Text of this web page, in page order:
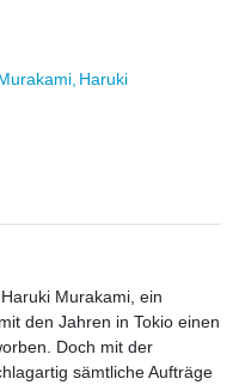
Haruki
Murakami, ein
den Jahren in Tokio einen
Doch mit der
sämtliche Aufträge